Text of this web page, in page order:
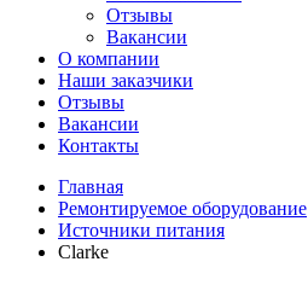
Отзывы
Вакансии
О компании
Наши заказчики
Отзывы
Вакансии
Контакты
Главная
Ремонтируемое оборудование
Источники питания
Clarke